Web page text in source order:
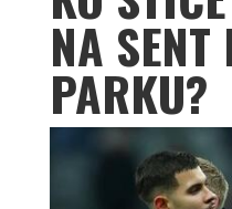
NA SENT
PARKU?